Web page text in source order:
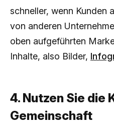
schneller, wenn Kunden
von anderen
oben aufgeführten
Inhalte, also Bilder,
4. Nutzen Sie die
Gemeinschaft